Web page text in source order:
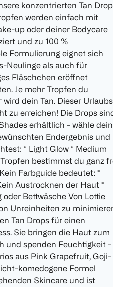
konzentrierten Tan
werden einfach mit
up oder deiner Bodycare
und zu 100 %
Formulierung eignet sich
Neulinge als auch für
Fläschchen eröffnet
Je mehr Tropfen du
dein Tan. Dieser
zu erreichen! Die Drops
erhältlich - wähle
Endergebnis und
* Light Glow * Medium
bestimmst du ganz
Farbguide bedeutet: *
Austrocknen der Haut *
Bettwäsche Von Lottie
Unreinheiten zu
Tan Drops für einen
Sie bringen die Haut zum
und spenden Feuchtigkeit -
aus Pink Grapefruit, Goji-
komedogene Formel
Skincare und ist